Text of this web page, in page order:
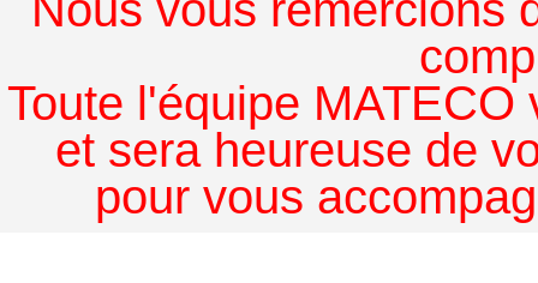
Toute l'équipe
et sera heureuse de
pour vous